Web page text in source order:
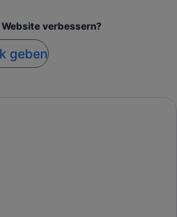
verbessern?
geben